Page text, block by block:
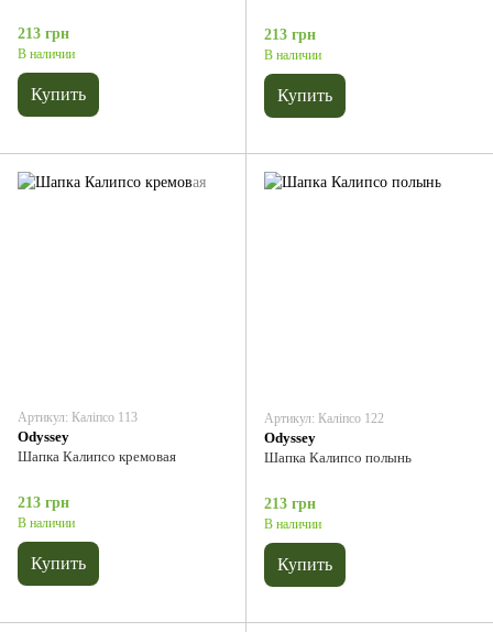
213 грн
В наличии
Купить
213 грн
В наличии
Купить
Артикул: Каліпсо 113
Odyssey
Шапка Калипсо кремовая
213 грн
В наличии
Купить
Артикул: Каліпсо 122
Odyssey
Шапка Калипсо полынь
213 грн
В наличии
Купить